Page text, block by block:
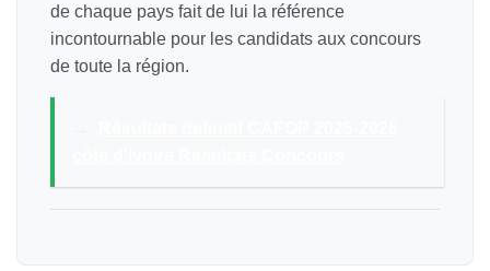
de chaque pays fait de lui la référence
incontournable pour les candidats aux concours
de toute la région.